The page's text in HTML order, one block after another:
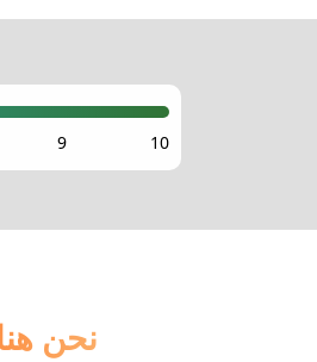
نحن